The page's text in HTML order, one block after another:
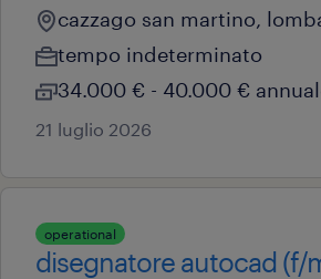
cazzago san martino,
tempo indeterminato
34.000 € - 40.000 €
21 luglio 2026
operational
disegnatore autocad (f/